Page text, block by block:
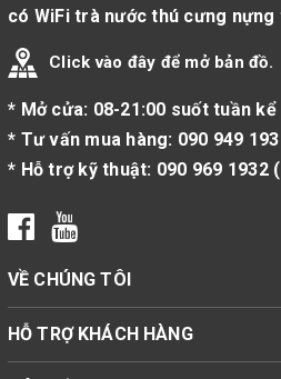
có WiFi trà nước thú cưng nựng
Click vào đây để mở bản đồ.
* Mở cửa: 08-21:00 suốt tuần
* Tư vấn mua hàng: 090 949
* Hỗ trợ kỹ thuật: 090 969 1932(
VỀ CHÚNG TÔI
HỖ TRỢ KHÁCH HÀNG